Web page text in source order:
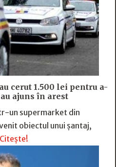
cerut 1.500 lei pentru a-
ajuns în arest
un supermarket din
obiectul unui șantaj,
Citește!